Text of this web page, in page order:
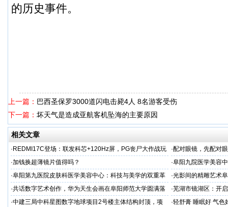
的历史事件。
上一篇： 巴西圣保罗3000道闪电击毙4人 8名游客受伤
下一篇： 坏天气是造成亚航客机坠海的主要原因
相关文章
· REDMI17C登场：联发科芯+120Hz屏，PG丧尸大作战玩
家续航新选择
·配对眼镜，先配对
·加钱换超薄镜片值得吗？ ·阜阳九院医学美容
的“毫米艺术”
·阜阳第九医院皮肤科医学美容中心：科技与美学的双重革
命
·光影间的精雕艺术
·共话数字艺术创作，华为天生会画在阜阳师范大学圆满落
幕
·芜湖市镜湖区：开
·中建三局中科星图数字地球项目2号楼主体结构封顶，项
·轻舒膏 睡眠好 气色